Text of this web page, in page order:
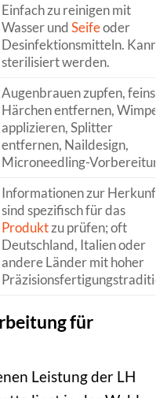
Einfach zu reinigen mit
Wasser undSeifeoder
Desinfektionsmitteln. Kann
sterilisiert werden.
Augenbrauen zupfen, feinste
Härchen entfernen,
applizieren, Splitter
entfernen, Naildesign,
Microneedling-Vorbereitung
Informationen zur Herkunft
sind spezifisch für das
Produktzu prüfen; oft
Deutschland, Italien oder
andere Länder mit hoher
für
Leistung der LH